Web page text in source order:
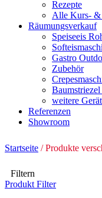
Rezepte
Alle Kurs- &
Räumungsverkauf
Speiseeis
Gastro
Zubehör
weitere
Referenzen
Showroom
Startseite / Produkte
Filtern
Produkt Filter